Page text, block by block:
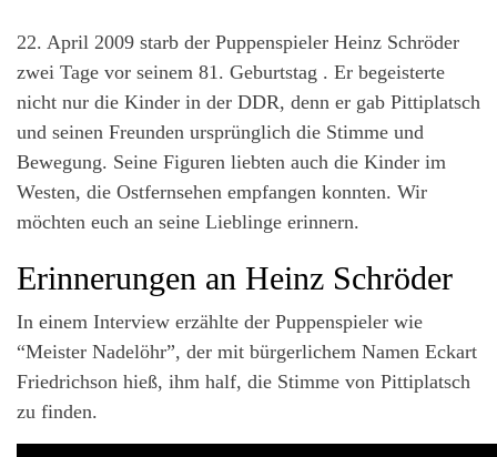
22. April 2009 starb der Puppenspieler Heinz Schröder
zwei Tage vor seinem 81. Geburtstag . Er begeisterte
nicht nur die Kinder in der DDR, denn er gab Pittiplatsch
und seinen Freunden ursprünglich die Stimme und
Bewegung. Seine Figuren liebten auch die Kinder im
Westen, die Ostfernsehen empfangen konnten. Wir
möchten euch an seine Lieblinge erinnern.
Erinnerungen an Heinz Schröder
In einem Interview erzählte der Puppenspieler wie
“Meister Nadelöhr”, der mit bürgerlichem Namen Eckart
Friedrichson hieß, ihm half, die Stimme von Pittiplatsch
zu finden.